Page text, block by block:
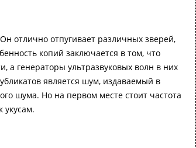
отлично отпугивает различных зверей,
копий заключается в том, что
а генераторы ультразвуковых волн в них
является шум, издаваемый в
шума. Но на первом месте стоит частота
укусам.